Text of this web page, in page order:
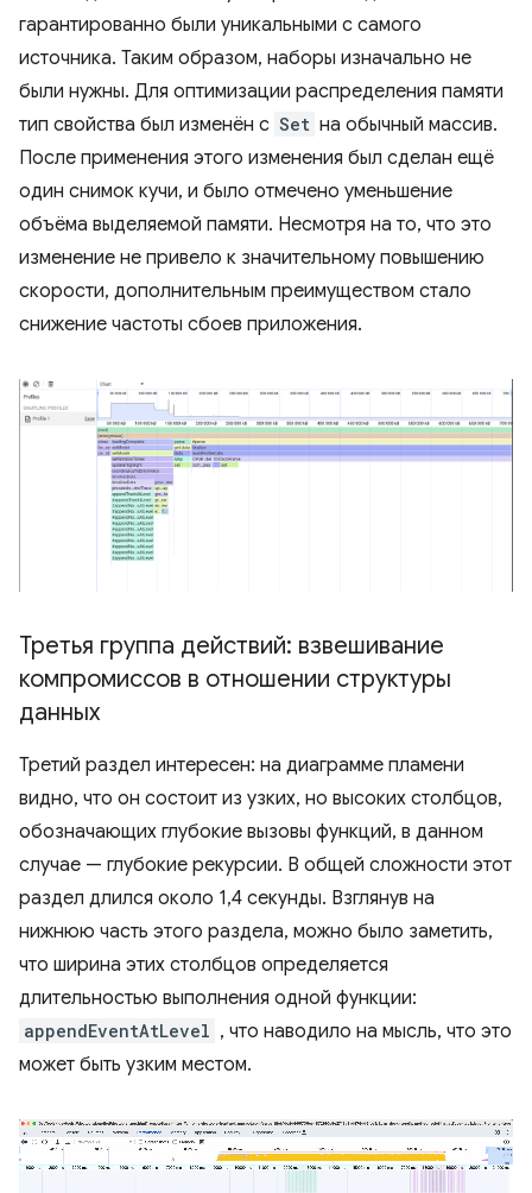
гарантированно были уникальными с самого
источника. Таким образом, наборы изначально не
были нужны. Для оптимизации распределения памяти
тип свойства был изменён с Set на обычный массив.
После применения этого изменения был сделан ещё
один снимок кучи, и было отмечено уменьшение
объёма выделяемой памяти. Несмотря на то, что это
изменение не привело к значительному повышению
скорости, дополнительным преимуществом стало
снижение частоты сбоев приложения.
Третья группа действий: взвешивание
компромиссов в отношении структуры
данных
Третий раздел интересен: на диаграмме пламени
видно, что он состоит из узких, но высоких столбцов,
обозначающих глубокие вызовы функций, в данном
случае — глубокие рекурсии. В общей сложности этот
раздел длился около 1,4 секунды. Взглянув на
нижнюю часть этого раздела, можно было заметить,
что ширина этих столбцов определяется
длительностью выполнения одной функции:
appendEventAtLevel , что наводило на мысль, что это
может быть узким местом.